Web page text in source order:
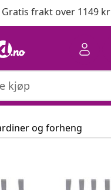
Gratis frakt over 1149 kr
og forheng